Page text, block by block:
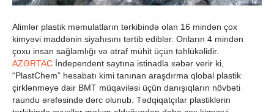
Alimlər plastik məmulatların tərkibində olan 16 mindən çox
kimyəvi maddənin siyahısını tərtib ediblər. Onların 4 mindən
çoxu insan sağlamlığı və ətraf mühit üçün təhlükəlidir.
AZƏRTAC İndependent saytına istinadla xəbər verir ki,
“PlastChem” hesabatı kimi tanınan araşdırma qlobal plastik
çirklənməyə dair BMT müqaviləsi üçün danışıqların növbəti
raundu ərəfəsində dərc olunub. Tədqiqatçılar plastiklərin